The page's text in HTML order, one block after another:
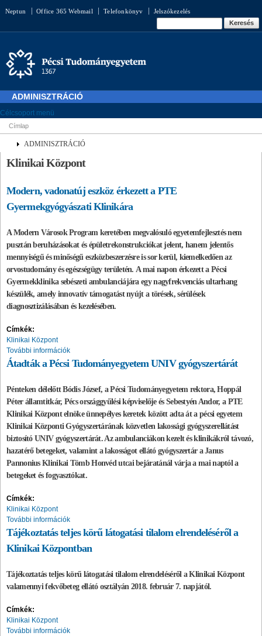
Neptun Office 365 Webmail Telefonkönyv Jelszókezelés
Keresés
ADMINISZTRÁCIÓ
Célcsoport menü
Jelenlegi hely
Címlap
ADMINISZTRÁCIÓ
Klinikai Központ
Modern, vadonatúj eszköz érkezett a PTE
Gyermekgyógyászati Klinikára
A Modern Városok Program keretében megvalósuló egyetemfejlesztés nem
pusztán beruházásokat és épületrekonstrukciókat jelent, hanem jelentős
mennyiségű és minőségű eszközbeszerzésre is sor kerül, kiemelkedően az
orvostudomány és egészségügy területén. A mai napon érkezett a Pécsi
Gyermekklinika sebészeti ambulanciájára egy nagyfrekvenciás ultarhang
készülék, amely innovatív támogatást nyújt a törések, sérülések
diagnosztizálásában és kezelésében.
Címkék:
Klinikai Központ
További információk
Átadták a Pécsi Tudományegyetem UNIV gyógyszertárát
Pénteken délelőtt Bódis József, a Pécsi Tudományegyetem rektora, Hoppál
Péter államtitkár, Pécs országgyűlési képviselője és Sebestyén Andor, a PTE
Klinikai Központ elnöke ünnepélyes keretek között adta át a pécsi egyetem
Klinikai Központi Gyógyszertárának közvetlen lakossági gyógyszerellátást
biztosító UNIV gyógyszertárát. Az ambulanciákon kezelt és klinikákról távozó,
hazatérő betegeket, valamint a lakosságot ellátó gyógyszertár a Janus
Pannonius Klinikai Tömb Honvéd utcai bejáratánál várja a mai naptól a
betegeket és fogyasztókat.
Címkék:
Klinikai Központ
További információk
Tájékoztatás teljes körű látogatási tilalom elrendeléséről a
Klinikai Központban
Tájékoztatás teljes körű látogatási tilalom elrendeléséről a Klinikai Központ
valamennyi fekvőbeteg ellátó osztályán 2018. február 7. napjától.
Címkék:
Klinikai Központ
További információk